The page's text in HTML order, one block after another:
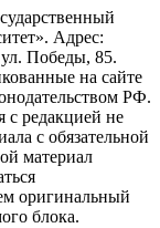
Адрес:
ул. Победы, 85.
на сайте
РФ.
с редакцией не
с обязательной
материал
оригинальный
блока.